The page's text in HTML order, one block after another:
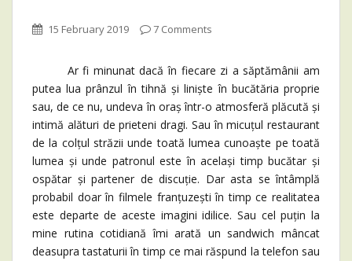
15 February 2019 7 Comments
Ar fi minunat dacă în fiecare zi a săptămânii am
putea lua prânzul în tihnă și liniște în bucătăria proprie
sau, de ce nu, undeva în oraș într-o atmosferă plăcută și
intimă alături de prieteni dragi. Sau în micuțul restaurant
de la colțul străzii unde toată lumea cunoaște pe toată
lumea și unde patronul este în același timp bucătar și
ospătar și partener de discuție. Dar asta se întâmplă
probabil doar în filmele franțuzești în timp ce realitatea
este departe de aceste imagini idilice. Sau cel puțin la
mine rutina cotidiană îmi arată un sandwich mâncat
deasupra tastaturii în timp ce mai răspund la telefon sau